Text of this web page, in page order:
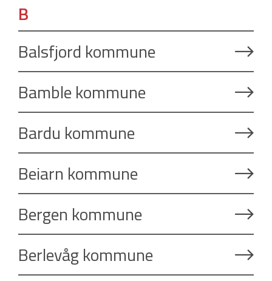
B
Balsfjord kommune
Bamble kommune
Bardu kommune
Beiarn kommune
Bergen kommune
Berlevåg kommune